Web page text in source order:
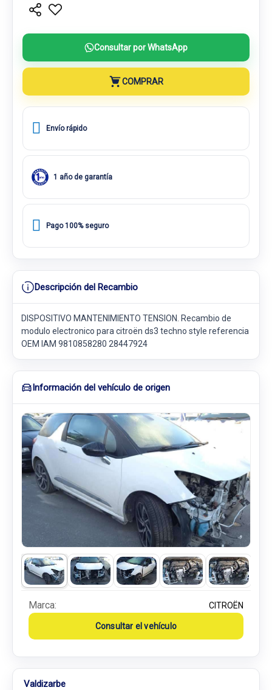
Consultar por WhatsApp
COMPRAR
Envío rápido
1 año de garantía
Pago 100% seguro
Descripción del Recambio
DISPOSITIVO MANTENIMIENTO TENSION. Recambio de
modulo electronico para citroën ds3 techno style referencia
OEM IAM 9810858280 28447924
Información del vehículo de origen
Marca: CITROËN
Consultar el vehículo
Valdizarbe